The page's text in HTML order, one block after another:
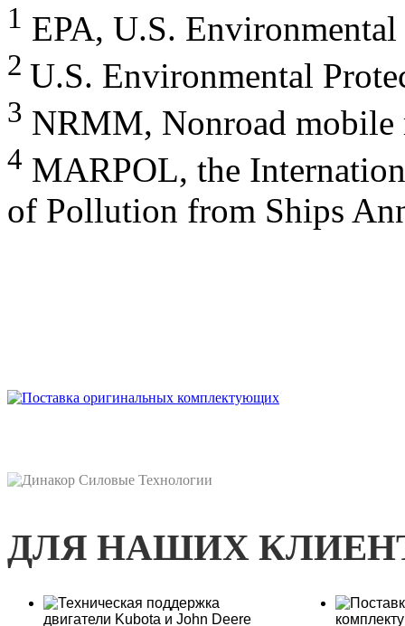
1 EPA, U.S.
2 U.S. Environmental
3 NRMM, Nonroad mobile
4 MARPOL, the
of Pollution from Ships
ДЛЯ НАШИХ